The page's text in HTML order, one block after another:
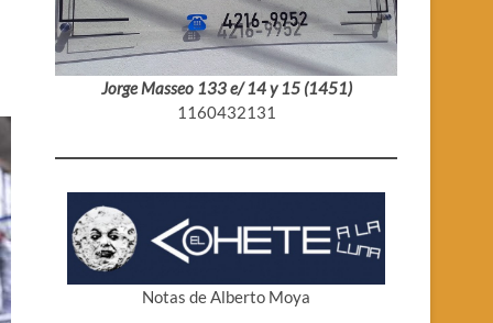
Jorge Masseo 133 e/ 14 y 15 (1451)
1160432131
Notas de Alberto Moya